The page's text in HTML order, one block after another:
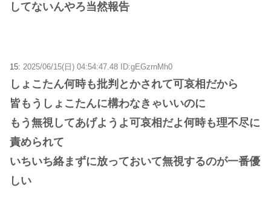
してないんやろ当然報告
15: 2025/06/15(日) 04:54:47.48 ID:gEGzrnMh0
しょこたん何時も批判とかされて可哀相だから
皆もうしょこたんに構わなきゃいいのに
もう無視してあげようよ可哀相だよ何時も理不尽に
責められて
いちいち絡まずに放っておいて無視するのが一番優
しい